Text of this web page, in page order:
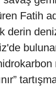
Fatih
derin